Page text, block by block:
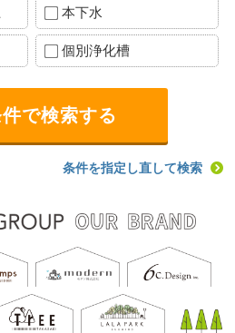
本下水
個別浄化槽
条件を指定し直して検索